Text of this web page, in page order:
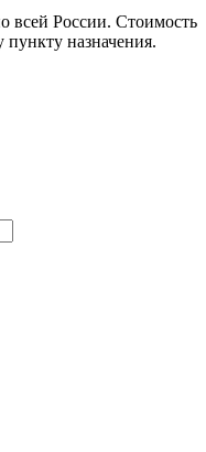
всей России. Стоимость
пункту назначения.